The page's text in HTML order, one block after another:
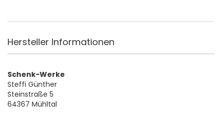
Hersteller Informationen
Schenk-Werke
Steffi Günther
Steinstraße 5
64367 Mühltal